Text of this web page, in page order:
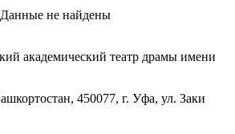
Данные не найдены
академический театр драмы имени
450077, г. Уфа, ул. Заки